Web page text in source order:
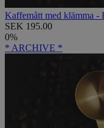
Kaffemått med klämma -
SEK 195.00
0%
* ARCHIVE *